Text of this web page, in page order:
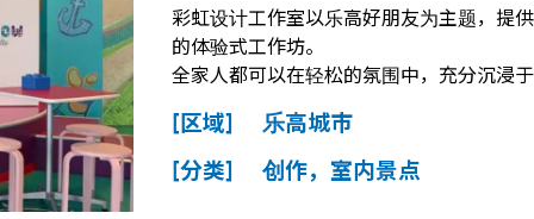
彩虹设计工作室以乐高好朋友为主题，提
的体验式工作坊。
全家人都可以在轻松的氛围中，充分沉浸
[区域] 乐高城市
[分类] 创作，室内景点